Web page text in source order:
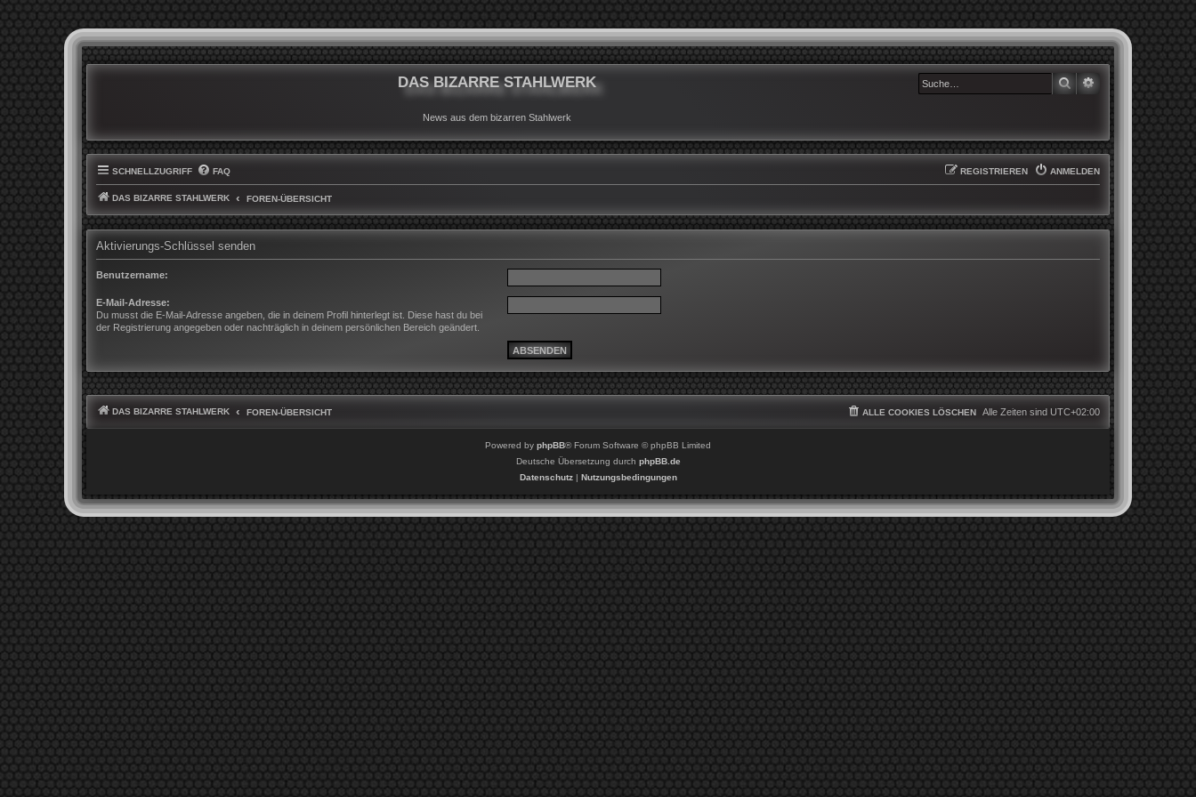
DAS BIZARRE STAHLWERK
News aus dem bizarren Stahlwerk
SUCHE
SCHNELLZUGRIFF FAQ ANMELDEN
REGISTRIEREN
DAS BIZARRE STAHLWERK FOREN-ÜBERSICHT
Aktivierungs-Schlüssel senden
Benutzername:
E-Mail-Adresse:
Du musst die E-Mail-Adresse angeben, die in deinem Profil hinterlegt ist. Diese hast du bei
der Registrierung angegeben oder nachträglich in deinem persönlichen Bereich geändert.
DAS BIZARRE STAHLWERK FOREN-ÜBERSICHT Alle Zeiten sind UTC+02:00
ALLE COOKIES LÖSCHEN
Powered by phpBB® Forum Software © phpBB Limited
Deutsche Übersetzung durch phpBB.de
Datenschutz| Nutzungsbedingungen